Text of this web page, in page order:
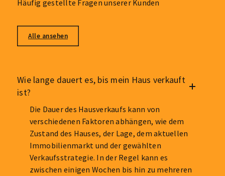
Häufig gestellte Fragen unserer Kunden
Alle ansehen
Wie lange dauert es, bis mein Haus verkauft
ist?
Die Dauer des Hausverkaufs kann von
verschiedenen Faktoren abhängen, wie dem
Zustand des Hauses, der Lage, dem aktuellen
Immobilienmarkt und der gewählten
Verkaufsstrategie. In der Regel kann es
zwischen einigen Wochen bis hin zu mehreren